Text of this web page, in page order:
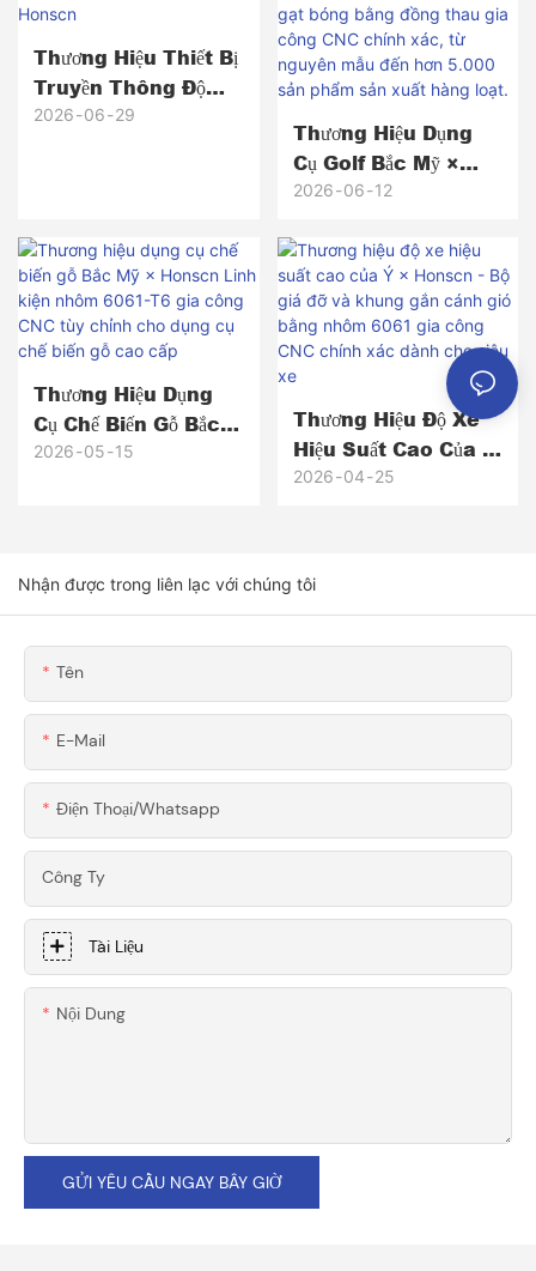
Thương Hiệu Thiết Bị
Truyền Thông Độ
Tin Cậy Cao Bắc Mỹ
2026 06 29
Thương Hiệu Dụng
Cụ Golf Bắc Mỹ ×
Honscn: Đầu Gậy Gạt
Thau Gia Công CNC
Chính Xác, Từ
Nguyên Mẫu Đến
Hơn 5.000 Sản Phẩm
Sản Xuất Hàng Loạt.
2026 06 12
Thương Hiệu Dụng
Cụ Chế Biến Gỗ Bắc
Mỹ × Honscn Linh
Chế Biến Gỗ Cao Cấp
2026 05 15
Thương Hiệu Độ Xe
Hiệu Suất Cao Của Ý
× Honscn - Bộ Giá
Công CNC Chính
2026 04 25
Nhận được trong liên lạc với chúng tôi
Tên
E-Mail
Điện Thoại/whatsapp
Công Ty
Tài Liệu
Nội Dung
GỬI YÊU CẦU NGAY BÂY GIỜ